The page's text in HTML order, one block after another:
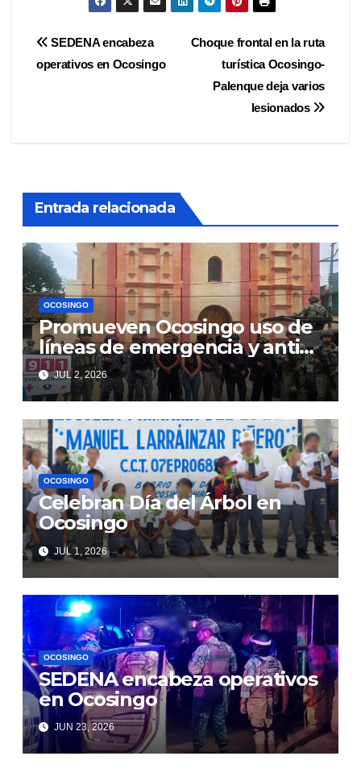
Navegación
de
Choque frontal en la ruta
turística Ocosingo-
Palenque deja varios
lesionados
SEDENA encabeza
operativos en Ocosingo
Entrada relacionada
OCOSINGO
Promueven Ocosingo uso de
líneas de emergencia y anti
extorsiones
JUL 2, 2026
OCOSINGO
Celebran Día del Árbol en
Ocosingo
JUL 1, 2026
OCOSINGO
SEDENA encabeza operativos
en Ocosingo
JUN 23, 2026